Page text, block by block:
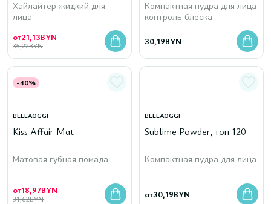
Хайлайтер жидкий для
лица
от21,13BYN
35,22BYN
Компактная пудра для лица
контроль блеска
30,19BYN
-40%
BELLAOGGI
Kiss Affair Mat
Матовая губная помада
от18,97BYN
31,62BYN
BELLAOGGI
Sublime Powder, тон 120
Компактная пудра для лица
от30,19BYN